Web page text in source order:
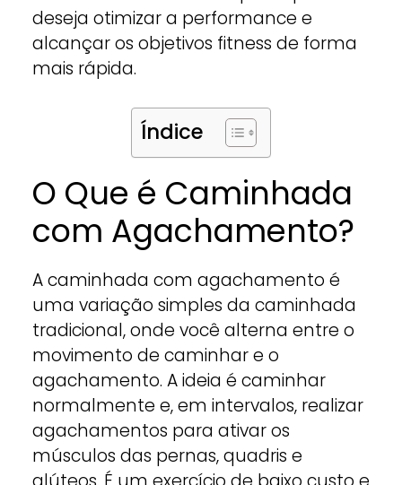
deseja otimizar a performance e
alcançar os objetivos fitness de forma
mais rápida.
Índice
O Que é Caminhada
com Agachamento?
A caminhada com agachamento é
uma variação simples da caminhada
tradicional, onde você alterna entre o
movimento de caminhar e o
agachamento. A ideia é caminhar
normalmente e, em intervalos, realizar
agachamentos para ativar os
músculos das pernas, quadris e